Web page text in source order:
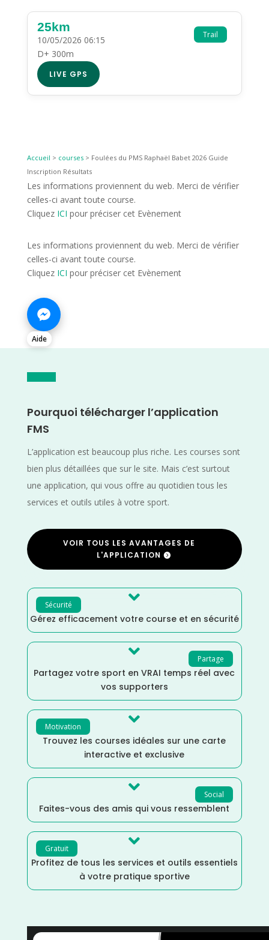
Trail
25km
10/05/2026 06:15
D+ 300m
LIVE GPS
Accueil > courses> Foulées du PMS Raphaël Babet 2026 Guide
Inscription Résultats
Les informations proviennent du web. Merci de vérifier
celles-ci avant toute course.
Cliquez ICI pour préciser cet Evènement
Les informations proviennent du web. Merci de vérifier
celles-ci avant toute course.
Cliquez ICI pour préciser cet Evènement
Aide
Pourquoi télécharger l’application
FMS
L’application est beaucoup plus riche. Les courses sont
bien plus détaillées que sur le site. Mais c’est surtout
une application, qui vous offre au quotidien tous les
services et outils utiles à votre sport.
VOIR TOUS LES AVANTAGES DE
L'APPLICATION
Sécurité 
Gérez efficacement votre course et en sécurité
Partage

Partagez votre sport en VRAI temps réel avec
vos supporters
Motivation 
Trouvez les courses idéales sur une carte
interactive et exclusive
Social

Faites-vous des amis qui vous ressemblent
Gratuit 
Profitez de tous les services et outils essentiels
à votre pratique sportive